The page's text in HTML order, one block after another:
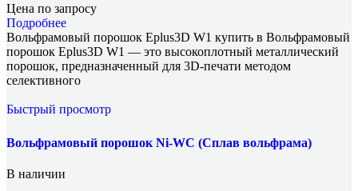
Цена по запросу
Подробнее
Вольфрамовый порошок Eplus3D W1 купить в Вольфрамовый
порошок Eplus3D W1 — это высокоплотный металлический
порошок, предназначенный для 3D-печати методом
селективного
Быстрый просмотр
Вольфрамовый порошок Ni-WC (Сплав вольфрама)
В наличии